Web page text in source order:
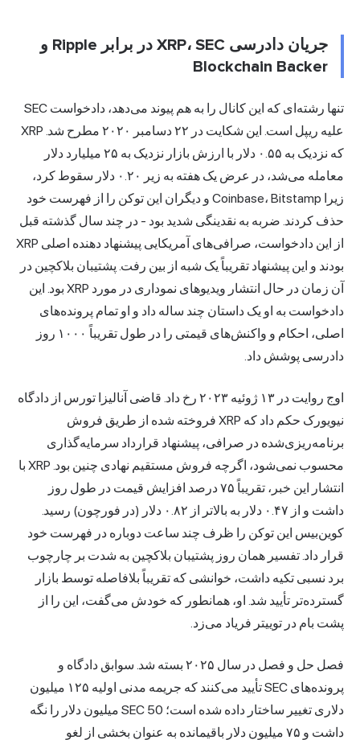
جریان دادرسی XRP، SEC در برابر Ripple و
Blockchain Backer
تنها رشته‌ای که این کانال را به هم پیوند می‌دهد، دادخواست SEC
علیه ریپل است. این شکایت در ۲۲ دسامبر ۲۰۲۰ مطرح شد. XRP
که نزدیک به ۰.۵۵ دلار با ارزش بازار نزدیک به ۲۵ میلیارد دلار
معامله می‌شد، در عرض یک هفته به زیر ۰.۲۰ دلار سقوط کرد،
زیرا Coinbase، Bitstamp و دیگران این توکن را از فهرست خود
حذف کردند. ضربه به نقدینگی شدید بود - در چند سال گذشته قبل
از این دادخواست، صرافی‌های آمریکایی پیشنهاد دهنده اصلی XRP
بودند و این پیشنهاد تقریباً یک شبه از بین رفت. پشتیبان بلاکچین در
آن زمان در حال انتشار ویدیوهای نموداری در مورد XRP بود. این
دادخواست به او یک داستان چند ساله داد و او تمام پرونده‌های
اصلی، احکام و واکنش‌های قیمتی را در طول تقریباً ۱۰۰۰ روز
دادرسی پوشش داد.
اوج روایت در ۱۳ ژوئیه ۲۰۲۳ رخ داد. قاضی آنالیزا تورس از دادگاه
نیویورک حکم داد که XRP فروخته شده از طریق فروش
برنامه‌ریزی‌شده در صرافی، پیشنهاد قرارداد سرمایه‌گذاری
محسوب نمی‌شود، اگرچه فروش مستقیم نهادی چنین بود. XRP با
انتشار این خبر، تقریباً ۷۵ درصد افزایش قیمت در طول روز
داشت و از ۰.۴۷ دلار به بالاتر از ۰.۸۲ دلار (در فورچون) رسید.
کوین‌بیس این توکن را ظرف چند ساعت دوباره در فهرست خود
قرار داد. تفسیر همان روز پشتیبان بلاکچین به شدت بر چارچوب
برد نسبی تکیه داشت، خوانشی که تقریباً بلافاصله توسط بازار
گسترده‌تر تأیید شد. او، همانطور که خودش می‌گفت، این را از
پشت بام در توییتر فریاد می‌زد.
فصل حل و فصل در سال ۲۰۲۵ بسته شد. سوابق دادگاه و
پرونده‌های SEC تأیید می‌کنند که جریمه مدنی اولیه ۱۲۵ میلیون
دلاری تغییر ساختار داده شده است؛ SEC 50 میلیون دلار را نگه
داشت و ۷۵ میلیون دلار باقیمانده به عنوان بخشی از لغو